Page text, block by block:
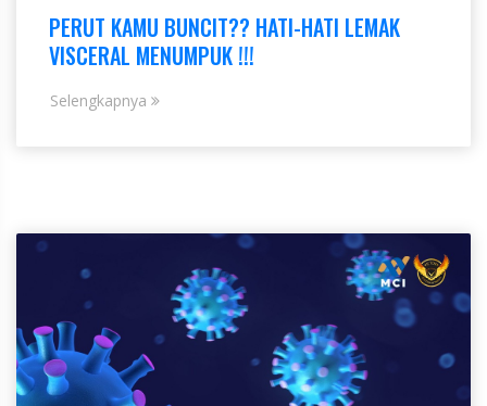
PERUT KAMU BUNCIT?? HATI-HATI LEMAK
VISCERAL MENUMPUK !!!
Selengkapnya